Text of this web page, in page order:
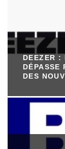
DEEZER :
DÉPASSE
DES